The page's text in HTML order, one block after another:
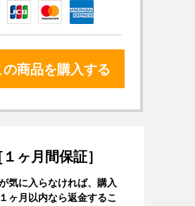
の商品を購入する
[１ヶ月間保証］
気に入らなければ、購入
ヶ月以内なら返金するこ